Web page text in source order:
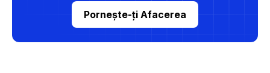
Pornește-ți Afacerea